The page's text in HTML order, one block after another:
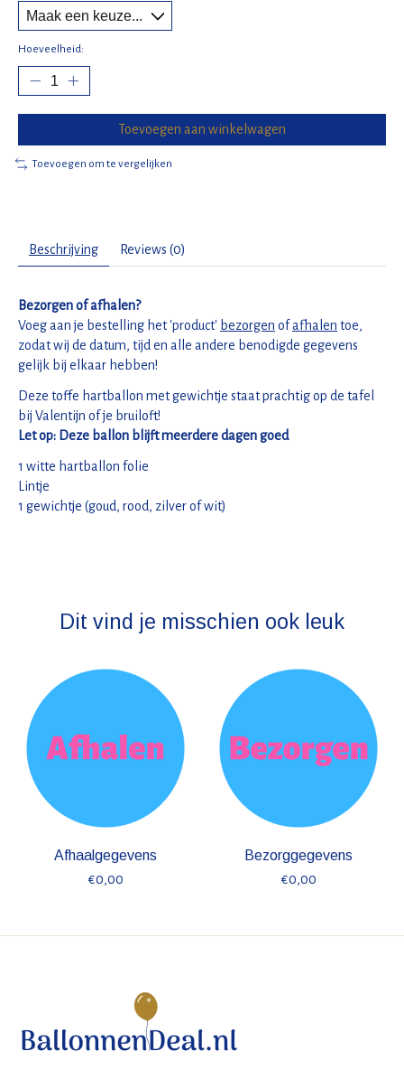
Hoeveelheid:
Toevoegen aan winkelwagen
Toevoegen om te vergelijken
Beschrijving Reviews (0)
Bezorgen of afhalen?
Voeg aan je bestelling het 'product' bezorgen ofafhalen toe,
zodat wij de datum, tijd en alle andere benodigde gegevens
gelijk bij elkaar hebben!
Deze toffe hartballon met gewichtje staat prachtig op de tafel
bij Valentijn of je bruiloft!
Let op: Deze ballon blijft meerdere dagen goed
1 witte hartballon folie
Lintje
1 gewichtje (goud, rood, zilver of wit)
Dit vind je misschien ook leuk
Items van productcarrousel
Afhaalgegevens
€0,00
Bezorggegevens
€0,00